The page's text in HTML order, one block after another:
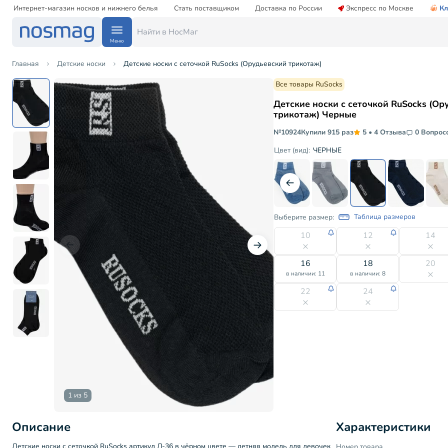
Интернет-магазин носков и нижнего белья Стать поставщиком Доставка по России Экспресс по Москве
Меню
Главная Детские носки Детские носки с сеточкой RuSocks (Орудьевский трикотаж)
1 из 5
Все товары RuSocks
Детские носки с сеточкой RuSocks
трикотаж) Черные
№10924Купили 915 раз 5 • 4 Отзыва
0
Цвет (вид): ЧЕРНЫЕ
Выберите размер: Таблица размеров
10 12 14
16
в наличии: 11
18
в наличии: 8
20
22 24
Описание Характеристики